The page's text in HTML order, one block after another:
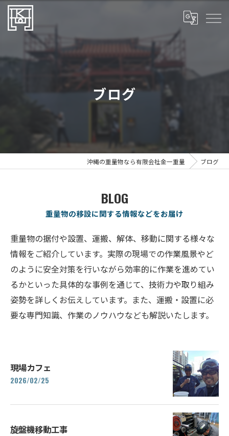
ブログ
沖縄の重量物なら有限会社金一重量 ブログ
BLOG
重量物の移設に関する情報などをお届け
重量物の据付や設置、運搬、解体、移動に関する様々な
情報をご紹介しています。実際の現場での作業風景やど
のように安全対策を行いながら効率的に作業を進めてい
るかといった具体的な事例を通じて、技術力や取り組み
姿勢を詳しくお伝えしています。また、運搬・設置に必
要な専門知識、作業のノウハウなども解説いたします。
現場カフェ
2026/02/25
旋盤機移動工事